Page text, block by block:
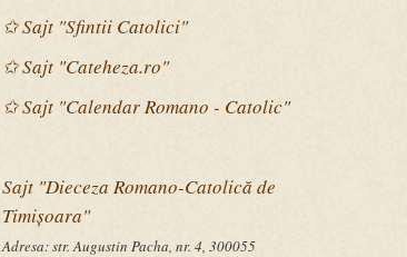
✩ Sajt "Sfintii Catolici"
✩ Sajt "Cateheza.ro"
✩ Sajt "Calendar Romano - Catolic"
Sajt "Dieceza Romano-Catolică de
Timişoara"
Adresa:str. Augustin Pacha, nr. 4, 300055